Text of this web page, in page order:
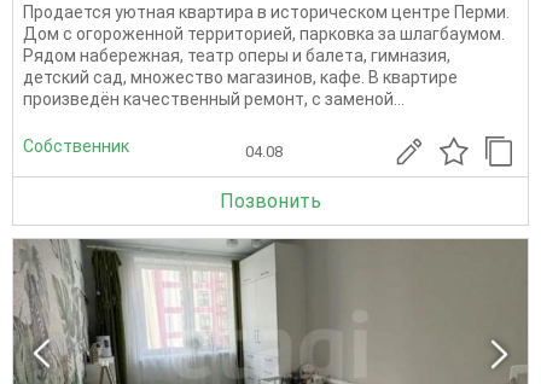
Продается уютная квартира в историческом центре Перми.
Дом с огороженной территорией, парковка за шлагбаумом.
Рядом набережная, театр оперы и балета, гимназия,
детский сад, множество магазинов, кафе. В квартире
произведён качественный ремонт, с заменой...
Собственник 04.08
Позвонить